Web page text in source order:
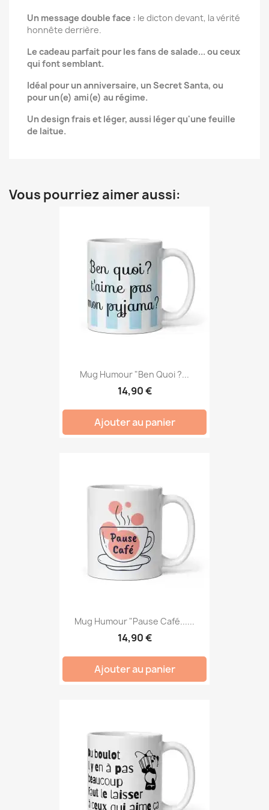
Un message double face : le dicton devant, la vérité
honnête derrière.
Le cadeau parfait pour les fans de salade... ou ceux
qui font semblant.
Idéal pour un anniversaire, un Secret Santa, ou
pour un(e) ami(e) au régime.
Un design frais et léger, aussi léger qu'une feuille
de laitue.
Vous pourriez aimer aussi:
Mug Humour "Ben Quoi ?...
14,90 €
Ajouter au panier
Mug Humour "Pause Café......
14,90 €
Ajouter au panier